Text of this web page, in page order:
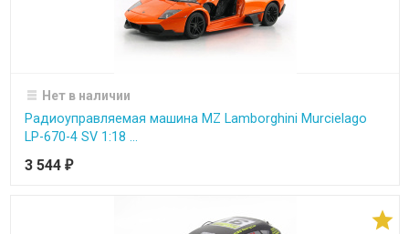
Нет в наличии
Радиоуправляемая машина MZ Lamborghini Murcielago
LP-670-4 SV 1:18 ...
3 544 ₽
